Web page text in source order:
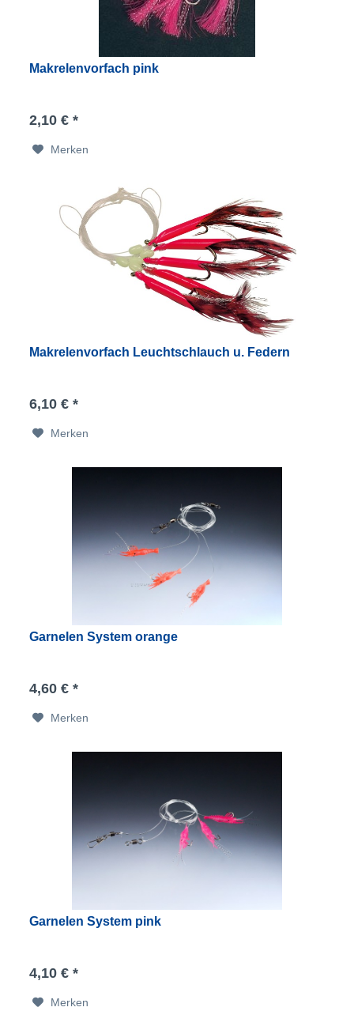
Makrelenvorfach pink
2,10 € *
Merken
Makrelenvorfach Leuchtschlauch u. Federn
6,10 € *
Merken
Garnelen System orange
4,60 € *
Merken
Garnelen System pink
4,10 € *
Merken